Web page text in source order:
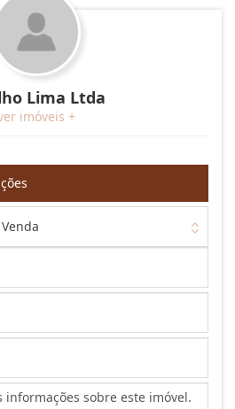
Lima Ltda
imóveis +
Venda
Mensagem: